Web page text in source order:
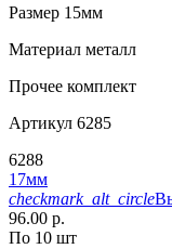
Размер 15мм
Материал металл
Прочее комплект
Артикул 6285
6288
17мм
checkmark_alt_circle
96.00 р.
По 10 шт